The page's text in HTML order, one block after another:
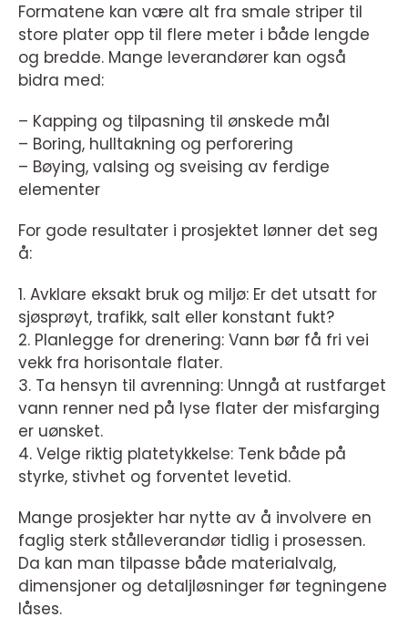
Formatene kan være alt fra smale striper til
store plater opp til flere meter i både lengde
og bredde. Mange leverandører kan også
bidra med:
– Kapping og tilpasning til ønskede mål
– Boring, hulltakning og perforering
– Bøying, valsing og sveising av ferdige
elementer
For gode resultater i prosjektet lønner det seg
å:
1. Avklare eksakt bruk og miljø: Er det utsatt for
sjøsprøyt, trafikk, salt eller konstant fukt?
2. Planlegge for drenering: Vann bør få fri vei
vekk fra horisontale flater.
3. Ta hensyn til avrenning: Unngå at rustfarget
vann renner ned på lyse flater der misfarging
er uønsket.
4. Velge riktig platetykkelse: Tenk både på
styrke, stivhet og forventet levetid.
Mange prosjekter har nytte av å involvere en
faglig sterk stålleverandør tidlig i prosessen.
Da kan man tilpasse både materialvalg,
dimensjoner og detaljløsninger før tegningene
låses.